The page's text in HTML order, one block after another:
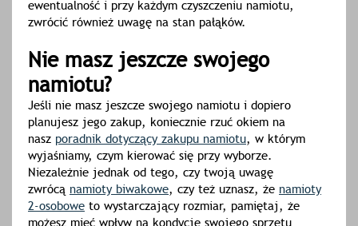
ewentualność i przy każdym czyszczeniu namiotu,
zwrócić również uwagę na stan pałąków.
Nie masz jeszcze swojego
namiotu?
Jeśli nie masz jeszcze swojego namiotu i dopiero
planujesz jego zakup, koniecznie rzuć okiem na
nasz poradnik dotyczący zakupu namiotu, w którym
wyjaśniamy, czym kierować się przy wyborze.
Niezależnie jednak od tego, czy twoją uwagę
zwrócą namioty biwakowe, czy też uznasz, że namioty
2-osobowe to wystarczający rozmiar, pamiętaj, że